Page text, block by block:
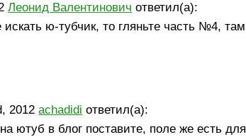
Леонид Валентинович ответил(а):
искать ю-тубчик, то гляньте часть №4,
2012achadidi ответил(а):
ютуб в блог поставите, поле же есть